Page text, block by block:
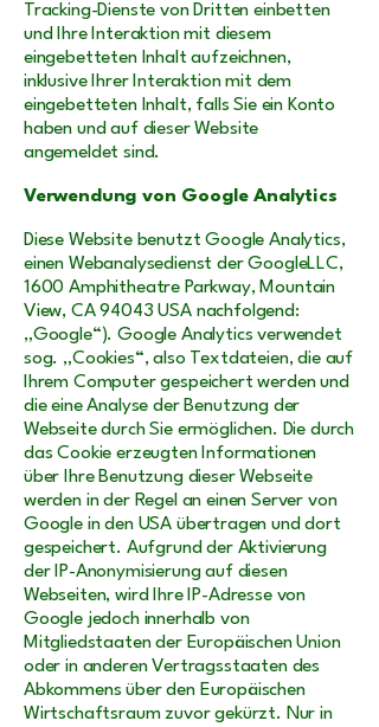
Tracking-Dienste von Dritten einbetten
und Ihre Interaktion mit diesem
eingebetteten Inhalt aufzeichnen,
inklusive Ihrer Interaktion mit dem
eingebetteten Inhalt, falls Sie ein Konto
haben und auf dieser Website
angemeldet sind.
Verwendung von Google Analytics
Diese Website benutzt Google Analytics,
einen Webanalysedienst der GoogleLLC,
1600 Amphitheatre Parkway, Mountain
View, CA 94043 USA nachfolgend:
„Google“). Google Analytics verwendet
sog. „Cookies“, also Textdateien, die auf
Ihrem Computer gespeichert werden und
die eine Analyse der Benutzung der
Webseite durch Sie ermöglichen. Die durch
das Cookie erzeugten Informationen
über Ihre Benutzung dieser Webseite
werden in der Regel an einen Server von
Google in den USA übertragen und dort
gespeichert. Aufgrund der Aktivierung
der IP-Anonymisierung auf diesen
Webseiten, wird Ihre IP-Adresse von
Google jedoch innerhalb von
Mitgliedstaaten der Europäischen Union
oder in anderen Vertragsstaaten des
Abkommens über den Europäischen
Wirtschaftsraum zuvor gekürzt. Nur in